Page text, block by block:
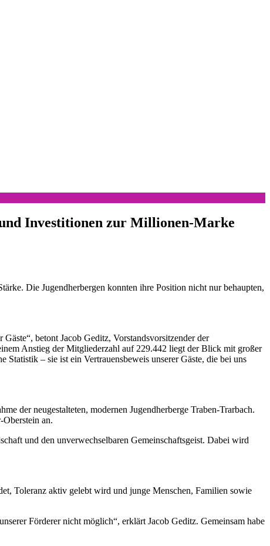
Investitionen zur Millionen-Marke
Die Jugendherbergen konnten ihre Position nicht nur behaupten,
betont Jacob Geditz, Vorstandsvorsitzender der
Anstieg der Mitgliederzahl auf 229.442 liegt der Blick mit großer
– sie ist ein Vertrauensbeweis unserer Gäste, die bei uns
der neugestalteten, modernen Jugendherberge Traben-Trarbach.
an.
und den unverwechselbaren Gemeinschaftsgeist. Dabei wird
Toleranz aktiv gelebt wird und junge Menschen, Familien sowie
Förderer nicht möglich“, erklärt Jacob Geditz. Gemeinsam habe